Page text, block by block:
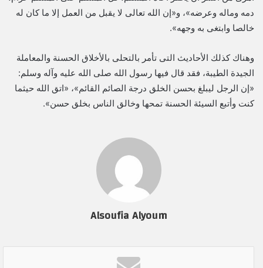
دمه وماله وعرضه»، و«إن الله تعالى لا يقبل من العمل إلا ما كان له
خالصا وابتغى به وجهه».
وهناك كذلك الأحاديث التى تأمر بالتحلى بالأخلاق الحسنة والمعاملة
الجيدة الطيبة، فقد قال فيها رسول الله صلى الله عليه وآله وسلم:
«إن الرجل ليبلغ بحسن الخلق درجة الصائم القائم»، «اتق الله حيثما
كنت وأتبع السيئة الحسنة تمحها وخالق الناس بخلق حسن».
Alsoufia Alyoum